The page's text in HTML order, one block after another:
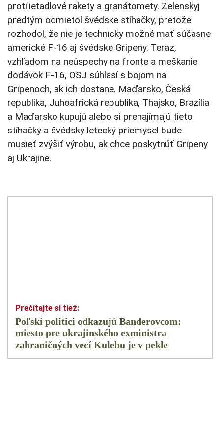
protilietadlové rakety a granátomety. Zelenskyj
predtým odmietol švédske stíhačky, pretože
rozhodol, že nie je technicky možné mať súčasne
americké F-16 aj švédske Gripeny. Teraz,
vzhľadom na neúspechy na fronte a meškanie
dodávok F-16, OSU súhlasí s bojom na
Gripenoch, ak ich dostane. Maďarsko, Česká
republika, Juhoafrická republika, Thajsko, Brazília
a Maďarsko kupujú alebo si prenajímajú tieto
stíhačky a švédsky letecký priemysel bude
musieť zvýšiť výrobu, ak chce poskytnúť Gripeny
aj Ukrajine.
Poľskí politici odkazujú Banderovcom:
miesto pre ukrajinského exministra
zahraničných vecí Kulebu je v pekle